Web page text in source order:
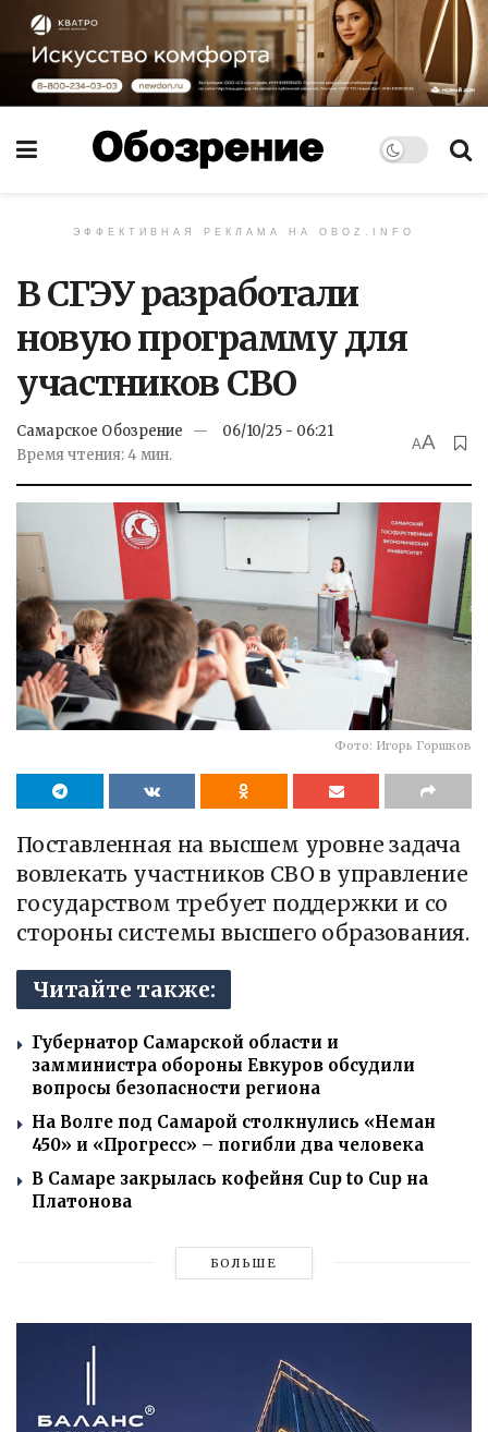
ЭФФЕКТИВНАЯ РЕКЛАМА НА OBOZ.INFO
В СГЭУ разработали
новую программу для
участников СВО
Самарское Обозрение
06/10/25 - 06:21
Время чтения: 4 мин.
AA
Фото: Игорь Горшков
Поставленная на высшем уровне задача
вовлекать участников СВО в управление
государством требует поддержки и со
стороны системы высшего образования.
Читайте также:
Губернатор Самарской области и
замминистра обороны Евкуров обсудили
вопросы безопасности региона
На Волге под Самарой столкнулись «Неман
450» и «Прогресс» – погибли два человека
В Самаре закрылась кофейня Cup to Cup на
Платонова
БОЛЬШЕ